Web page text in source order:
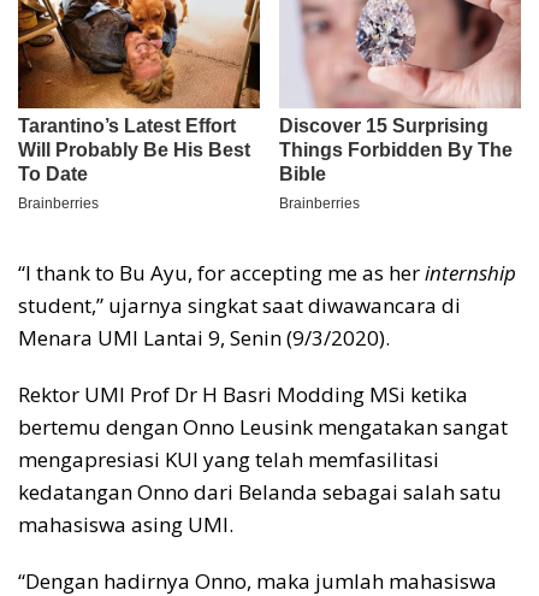
“I thank to Bu Ayu, for accepting me as herinternship
student,” ujarnya singkat saat diwawancara di
Menara UMI Lantai 9, Senin (9/3/2020).
Rektor UMI Prof Dr H Basri Modding MSi ketika
bertemu dengan Onno Leusink mengatakan sangat
mengapresiasi KUI yang telah memfasilitasi
kedatangan Onno dari Belanda sebagai salah satu
mahasiswa asing UMI.
“Dengan hadirnya Onno, maka jumlah mahasiswa